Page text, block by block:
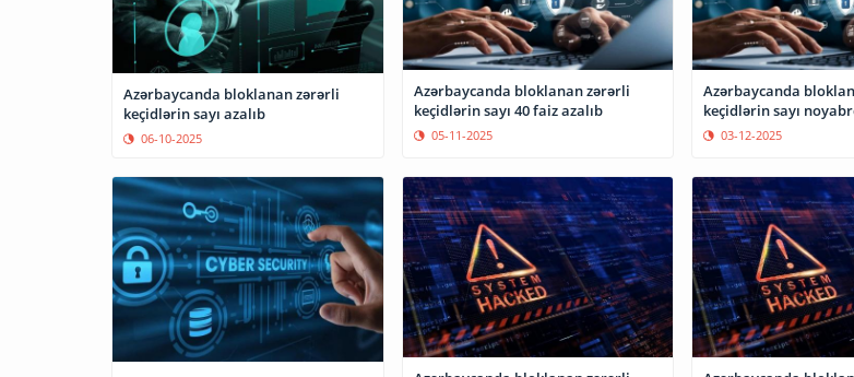
Azərbaycanda bloklanan zərərli
keçidlərin sayı azalıb
06-10-2025
Azərbaycanda bloklanan zərərli
keçidlərin sayı 40 faiz azalıb
05-11-2025
Azərbaycanda
keçidlərin sayı
03-12-2025